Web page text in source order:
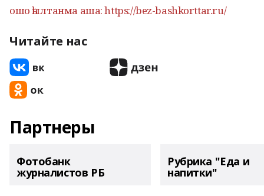
ошо һылтанма аша: https://bez-bashkorttar.ru/
Читайте нас
Партнеры
Фотобанк
журналистов РБ
Рубрика "Еда и
напитки"